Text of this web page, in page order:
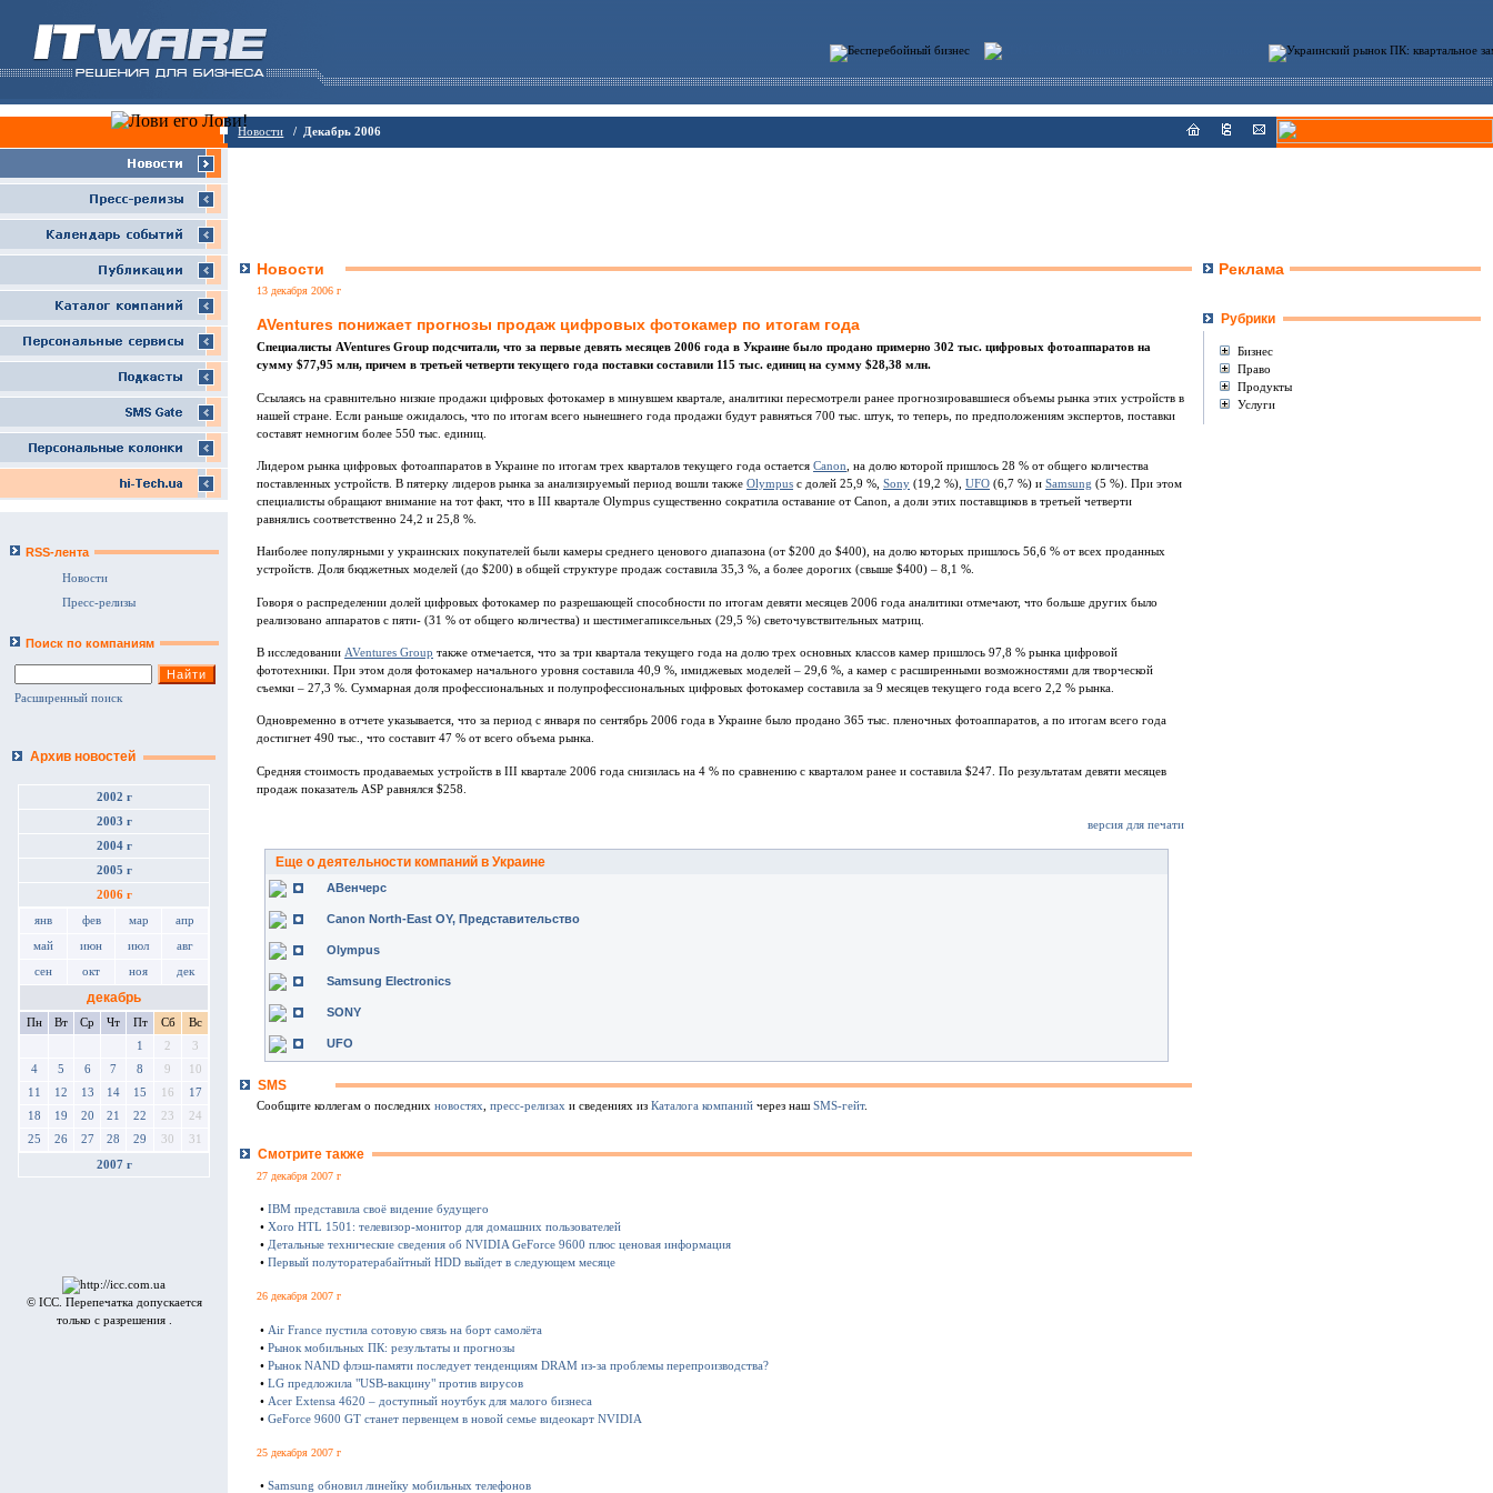
Новости / Декабрь 2006
RSS-лента
Новости
Пресс-релизы
Поиск по компаниям
Расширенный поиск
Архив новостей
2002 г
2003 г
2004 г
2005 г
2006 г
янв фев мар апр
май июн июл авг
сен окт ноя дек
декабрь
Пн Вт Ср Чт Пт Сб
Вс
1
2
3
4
5 6 7 8 9
10
11
12 13 14 15 16
17
18
19 20 21 22 23
24
25
26 27 28 29 30 31
2007 г
© ICC. Перепечатка допускается
только с разрешения .
Новости
13 декабря 2006 г
AVentures понижает прогнозы продаж цифровых фотокамер по итогам года
Специалисты AVentures Group подсчитали, что за первые девять месяцев 2006 года в Украине было продано примерно 302 тыс. цифровых фотоаппаратов на
сумму $77,95 млн, причем в третьей четверти текущего года поставки составили 115 тыс. единиц на сумму $28,38 млн.
Ссылаясь на сравнительно низкие продажи цифровых фотокамер в минувшем квартале, аналитики пересмотрели ранее прогнозировавшиеся объемы рынка этих устройств в
нашей стране. Если раньше ожидалось, что по итогам всего нынешнего года продажи будут равняться 700 тыс. штук, то теперь, по предположениям экспертов, поставки
составят немногим более 550 тыс. единиц.
Лидером рынка цифровых фотоаппаратов в Украине по итогам трех кварталов текущего года остается Canon , на долю которой пришлось 28 % от общего количества
поставленных устройств. В пятерку лидеров рынка за анализируемый период вошли также Olympus с долей 25,9 %, Sony (19,2 %), UFO (6,7 %) и Samsung (5 %). При этом
специалисты обращают внимание на тот факт, что в III квартале Olympus существенно сократила оставание от Canon, а доли этих поставщиков в третьей четверти
равнялись соответственно 24,2 и 25,8 %.
Наиболее популярными у украинских покупателей были камеры среднего ценового диапазона (от $200 до $400), на долю которых пришлось 56,6 % от всех проданных
устройств. Доля бюджетных моделей (до $200) в общей структуре продаж составила 35,3 %, а более дорогих (свыше $400) – 8,1 %.
Говоря о распределении долей цифровых фотокамер по разрешающей способности по итогам девяти месяцев 2006 года аналитики отмечают, что больше других было
реализовано аппаратов с пяти- (31 % от общего количества) и шестимегапиксельных (29,5 %) светочувствительных матриц.
В исследовании AVentures Group также отмечается, что за три квартала текущего года на долю трех основных классов камер пришлось 97,8 % рынка цифровой
фототехники. При этом доля фотокамер начального уровня составила 40,9 %, имиджевых моделей – 29,6 %, а камер с расширенными возможностями для творческой
съемки – 27,3 %. Суммарная доля профессиональных и полупрофессиональных цифровых фотокамер составила за 9 месяцев текущего года всего 2,2 % рынка.
Одновременно в отчете указывается, что за период с января по сентябрь 2006 года в Украине было продано 365 тыс. пленочных фотоаппаратов, а по итогам всего года
достигнет 490 тыс., что составит 47 % от всего объема рынка.
Средняя стоимость продаваемых устройств в III квартале 2006 года снизилась на 4 % по сравнению с кварталом ранее и составила $247. По результатам девяти месяцев
продаж показатель ASP равнялся $258.
версия для печати
Еще о деятельности компаний в Украине
АВенчерс
Canon North-East OY, Представительство
Olympus
Samsung Electronics
SONY
UFO
SMS
Сообщите коллегам о последних новостях, пресс-релизах и сведениях из Каталога компаний через нашSMS-гейт.
Смотрите также
27 декабря 2007 г
• IBM представила своё видение будущего
• Xoro HTL 1501: телевизор-монитор для домашних пользователей
• Детальные технические сведения об NVIDIA GeForce 9600 плюс ценовая информация
• Первый полуторатерабайтный HDD выйдет в следующем месяце
26 декабря 2007 г
• Air France пустила сотовую связь на борт самолёта
• Рынок мобильных ПК: результаты и прогнозы
• Рынок NAND флэш-памяти последует тенденциям DRAM из-за проблемы перепроизводства?
• LG предложила "USB-вакцину" против вирусов
• Acer Extensa 4620 – доступный ноутбук для малого бизнеса
• GeForce 9600 GT станет первенцем в новой семье видеокарт NVIDIA
25 декабря 2007 г
• Samsung обновил линейку мобильных телефонов
Реклама
Рубрики
Бизнес
Право
Продукты
Услуги